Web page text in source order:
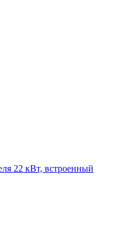
22 кВт, встроенный